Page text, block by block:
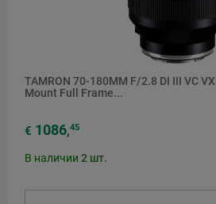
TAMRON 70-180MM F/2.8 DI III VC
Mount Full Frame...
€ 1086,45
В наличии 2 шт.